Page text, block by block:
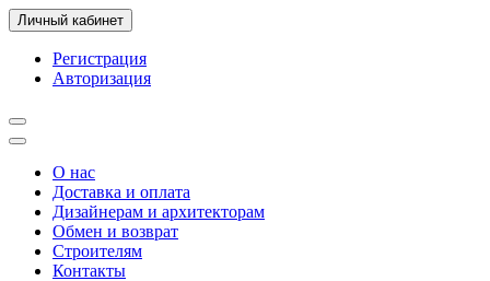
Личный кабинет
Регистрация
Авторизация
О нас
Доставка и оплата
Дизайнерам и архитекторам
Обмен и возврат
Строителям
Контакты